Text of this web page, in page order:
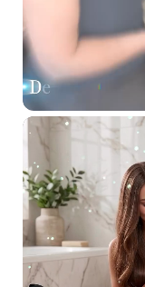
نشطة طبيعية
الليمون،
بشكل فعال. يعمل
بصيلات الشعر في
بما في ذلك إفراز
تساقط الشعر
نباتية، ويمنح
منعشة.